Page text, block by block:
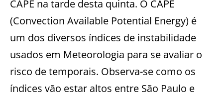
CAPE na tarde desta quinta. O CAPE
(Convection Available Potential Energy) é
um dos diversos índices de instabilidade
usados em Meteorologia para se avaliar o
risco de temporais. Observa-se como os
índices vão estar altos entre São Paulo e